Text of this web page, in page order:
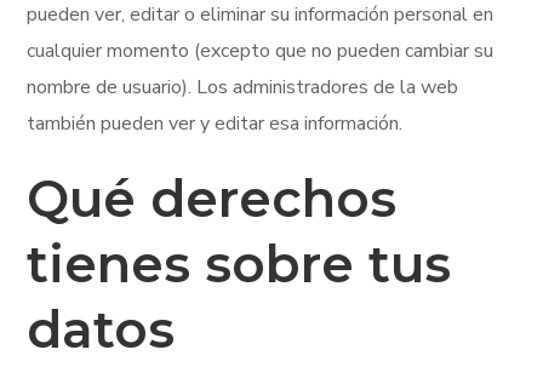
pueden ver, editar o eliminar su información personal en
cualquier momento (excepto que no pueden cambiar su
nombre de usuario). Los administradores de la web
también pueden ver y editar esa información.
Qué derechos
tienes sobre tus
datos